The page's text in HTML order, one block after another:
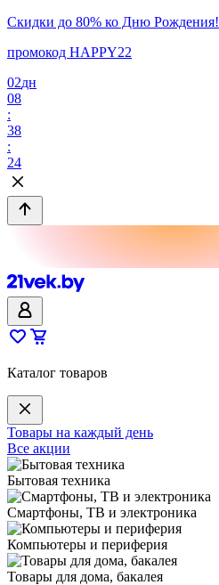
Скидки до 80% ко Дню Рождения!
промокод HAPPY22
02дн
08
:
38
:
24
Каталог товаров
Товары на каждый день
Все акции
Бытовая техника
Смартфоны, ТВ и электроника
Компьютеры и периферия
Товары для дома, бакалея